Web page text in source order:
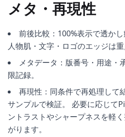
メタ・再現性
前後比較：100%表示で透かし
人物肌・文字・ロゴのエッジは重
メタデータ：版番号・用途・
限記録。
再現性：同条件で再処理して
サンプルで検証。 必要に応じて
ントラストやシャープネスを軽
がります。